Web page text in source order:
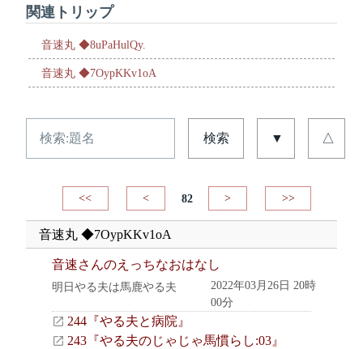
関連トリップ
音速丸 ◆8uPaHulQy.
音速丸 ◆7OypKKv1oA
検索 ▼ △
<< < 82 > >>
音速丸 ◆7OypKKv1oA
音速さんのえっちなおはなし
明日やる夫は馬鹿やる夫
2022年03月26日 20時
00分
244『やる夫と病院』
243『やる夫のじゃじゃ馬慣らし:03』